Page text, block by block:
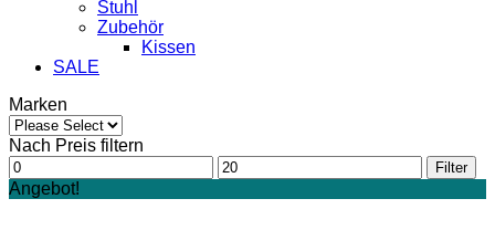
Stuhl
Zubehör
Kissen
SALE
Marken
Nach Preis filtern
Min.
Preis
Max.
Preis
Filter
Angebot!